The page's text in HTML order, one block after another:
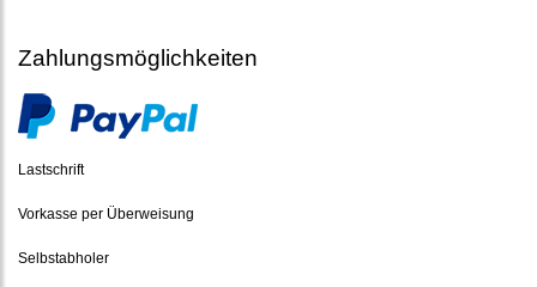
Zahlungsmöglichkeiten
Lastschrift
Vorkasse per Überweisung
Selbstabholer